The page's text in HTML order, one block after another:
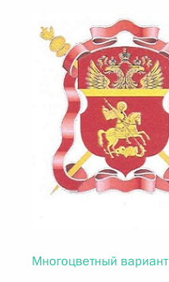
Многоцветный вариант